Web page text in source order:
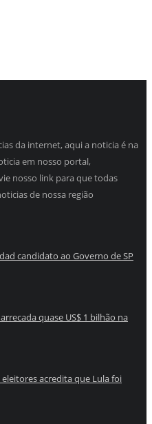
da internet, aqui a noticia é na
em nosso portal,
nosso link para que todas
de nossa região
candidato ao Governo de SP
quase US$ 1 bilhão na
eleitores acredita que Lula foi